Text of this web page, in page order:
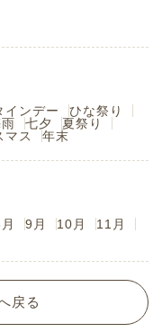
インデー
ひな祭り
七夕
夏祭り
マス 年末
9月 10月
11月
戻る